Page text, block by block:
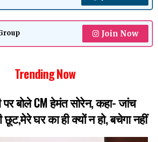
Join Now
Trending Now
पर बोले CM हेमंत सोरेन, कहा- जांच
छूट,मेरे घर का ही क्यों न हो, बचेगा नहीं